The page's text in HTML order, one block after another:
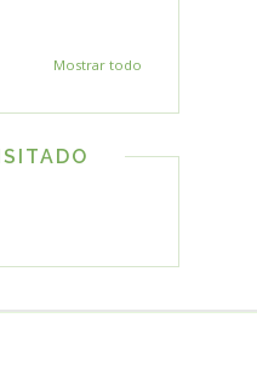
Mostrar todo